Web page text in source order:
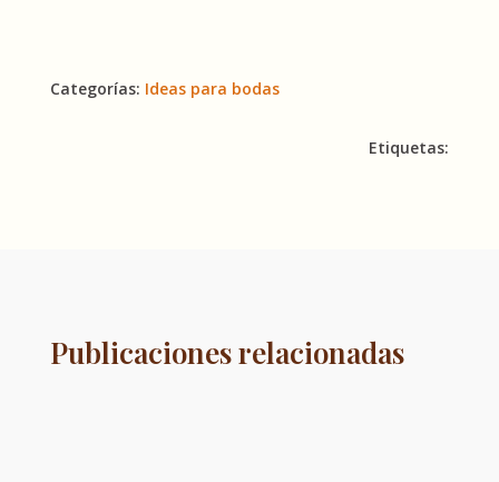
Categorías: Ideas para bodas
Etiquetas:
Publicaciones relacionadas